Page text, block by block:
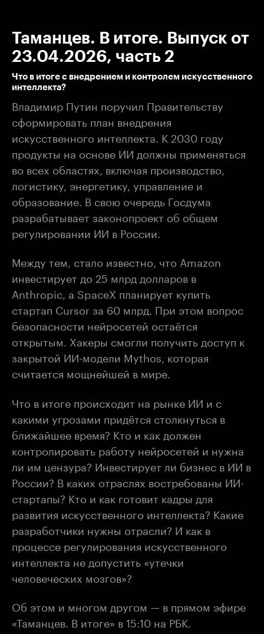
Таманцев. В итоге. Выпуск от
23.04.2026, часть 2
Что в итоге с внедрением и контролем искусственного
интеллекта?
Владимир Путин поручил Правительству
сформировать план внедрения
искусственного интеллекта. К 2030 году
продукты на основе ИИ должны применяться
во всех областях, включая производство,
логистику, энергетику, управление и
образование. В свою очередь Госдума
разрабатывает законопроект об общем
регулировании ИИ в России.
Между тем, стало известно, что Amazon
инвестирует до 25 млрд долларов в
Anthropic, а SpaceX планирует купить
стартап Cursor за 60 млрд. При этом вопрос
безопасности нейросетей остаётся
открытым. Хакеры смогли получить доступ к
закрытой ИИ-модели Mythos, которая
считается мощнейшей в мире.
Что в итоге происходит на рынке ИИ и с
какими угрозами придётся столкнуться в
ближайшее время? Кто и как должен
контролировать работу нейросетей и нужна
ли им цензура? Инвестирует ли бизнес в ИИ в
России? В каких отраслях востребованы ИИ-
стартапы? Кто и как готовит кадры для
развития искусственного интеллекта? Какие
разработчики нужны отрасли? И как в
процессе регулирования искусственного
интеллекта не допустить «утечки
человеческих мозгов»?
Об этом и многом другом — в прямом эфире
«Таманцев. В итоге» в 15:10 на РБК.